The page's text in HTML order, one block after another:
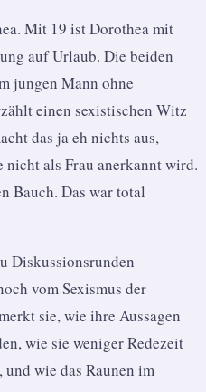
Mit 19 ist Dorothea mit
auf Urlaub. Die beiden
jungen Mann ohne
einen sexistischen Witz
das ja eh nichts aus,
nicht als Frau anerkannt wird.
Bauch. Das war total
Diskussionsrunden
vom Sexismus der
sie, wie ihre Aussagen
wie sie weniger Redezeit
wie das Raunen im